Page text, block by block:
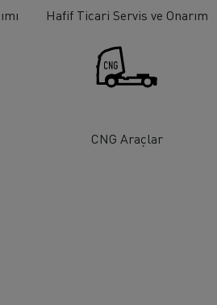
Hafif Ticari Servis ve Onarım
CNG Araçlar